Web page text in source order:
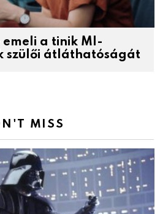
emeli a tinik MI-
szülői átláthatóságát
MISS